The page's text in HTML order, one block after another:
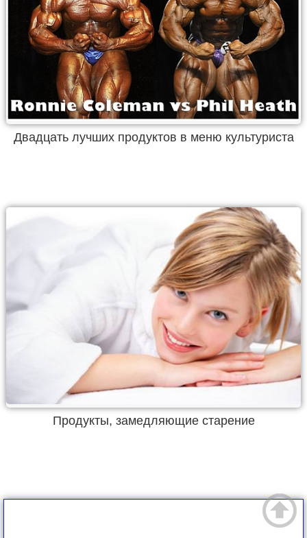
Двадцать лучших продуктов в меню культуриста
Продукты, замедляющие старение